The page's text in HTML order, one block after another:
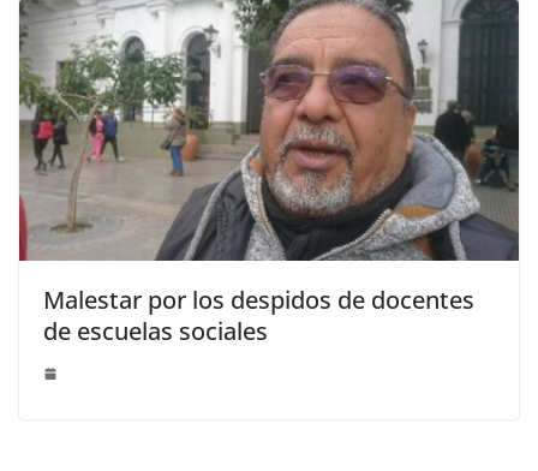
Malestar por los despidos de docentes
de escuelas sociales